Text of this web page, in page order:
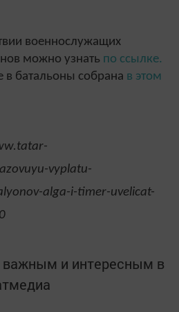
военнослужащих
можно узнать по ссылке.
батальоны собрана в этом
vyplatu-
alga-i-timer-uvelicat-
и интересным в